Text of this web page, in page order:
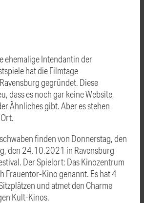
ehemalige Intendantin der
hat die Filmtage
gegründet. Diese
dass es noch gar keine Website,
Ähnliches gibt. Aber es stehen
finden von Donnerstag, den
den 24.10.2021 in Ravensburg
Der Spielort: Das Kinozentrum
Frauentor-Kino genannt. Es hat 4
und atmet den Charme
Kult-Kinos.